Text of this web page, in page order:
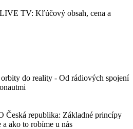
TV: Kľúčový obsah, cena a
do reality - Od rádiových spojení
Česká republika: Základné princípy
ako to robíme u nás